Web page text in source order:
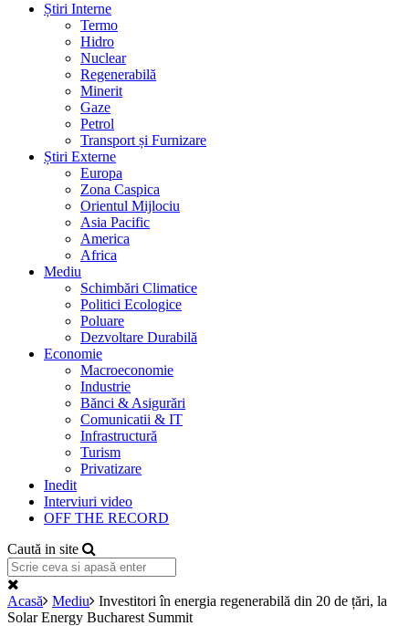
Știri Interne
Termo
Hidro
Nuclear
Regenerabilă
Minerit
Gaze
Petrol
Transport și Furnizare
Știri Externe
Europa
Zona Caspica
Orientul Mijlociu
Asia Pacific
America
Africa
Mediu
Schimbări Climatice
Politici Ecologice
Poluare
Dezvoltare Durabilă
Economie
Macroeconomie
Industrie
Bănci & Asigurări
Comunicatii & IT
Infrastructură
Turism
Privatizare
Inedit
Interviuri video
OFF THE RECORD
Caută in site
Acasă Mediu
Investitori în energia regenerabilă din 20 de țări, la
Solar Energy Bucharest Summit